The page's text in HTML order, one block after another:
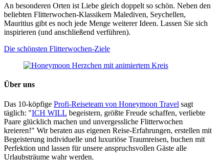
An besonderen Orten ist Liebe gleich doppelt so schön. Neben den
beliebten Flitterwochen-Klassikern Malediven, Seychellen,
Mauritius gibt es noch jede Menge weiterer Ideen. Lassen Sie sich
inspirieren (und anschließend verführen).
Die schönsten Flitterwochen-Ziele
Über uns
Das 10-köpfige Profi-Reiseteam von Honeymoon Travel sagt
täglich: "ICH WILL begeistern, größte Freude schaffen, verliebte
Paare glücklich machen und unvergessliche Flitterwochen
kreieren!" Wir beraten aus eigenen Reise-Erfahrungen, erstellen mit
Begeisterung individuelle und luxuriöse Traumreisen, buchen mit
Perfektion und lassen für unsere anspruchsvollen Gäste alle
Urlaubsträume wahr werden.